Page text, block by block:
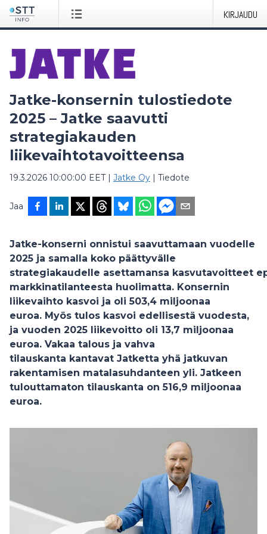
KIRJAUDU
Jatke-konsernin tulostiedote
2025 – Jatke saavutti
strategiakauden
liikevaihtotavoitteensa
19.3.2026 10:00:00 EET| Jatke Oy | Tiedote
Jaa
Jatke-konserni onnistui saavuttamaan vuodelle
2025 ja samalla koko päättyvälle
strategiakaudelle asettamansa kasvutavoitteet
markkinatilanteesta huolimatta. Konsernin
liikevaihto kasvoi ja oli 503,4 miljoonaa
euroa. Myös tulos kasvoi edellisestä vuodesta,
ja vuoden 2025 liikevoitto oli 13,7 miljoonaa
euroa. Vakaa talous ja vahva
tilauskanta kantavat Jatketta yhä jatkuvan
rakentamisen matalasuhdanteen yli. Jatkeen
tulouttamaton tilauskanta on 516,9 miljoonaa
euroa.